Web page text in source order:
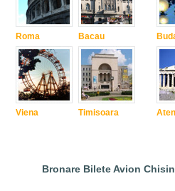
Roma
Viena
Bacau
Timisoara
Bronare Bilete Avion